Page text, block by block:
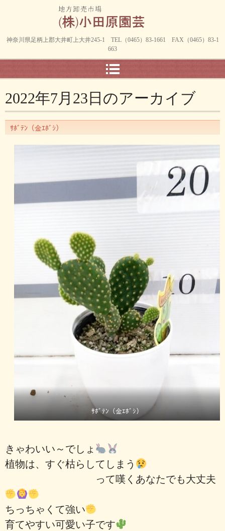
神奈川県足柄上郡大井町上大井245-1 TEL（0465）83-1661 FAX（0465）83-1
663
2022年7月23日 のアーカイブ
ｻﾎﾞﾃﾝ（金ｴﾎﾞｼ）
ｻﾎﾞﾃﾝ（金ｴﾎﾞｼ）
きゃわいい～でしょ
植物は、すぐ枯らしてしまう
って嘆くあなたでも大丈夫
ちっちゃくて強い
育てやすい可愛い子です